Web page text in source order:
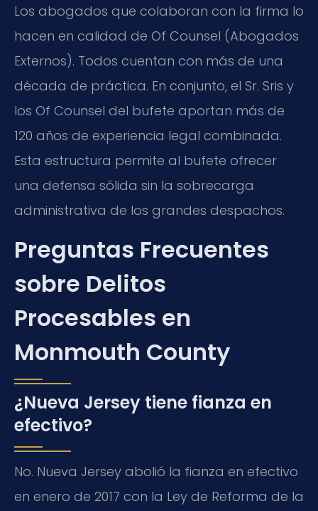
Los abogados que colaboran con la firma lo
hacen en calidad de Of Counsel (Abogados
Externos). Todos cuentan con más de una
década de práctica. En conjunto, el Sr. Sris y
los Of Counsel del bufete aportan más de
120 años de experiencia legal combinada.
Esta estructura permite al bufete ofrecer
una defensa sólida sin la sobrecarga
administrativa de los grandes despachos.
Preguntas Frecuentes
sobre Delitos
Procesables en
Monmouth County
¿Nueva Jersey tiene fianza en
efectivo?
No. Nueva Jersey abolió la fianza en efectivo
en enero de 2017 con la Ley de Reforma de la